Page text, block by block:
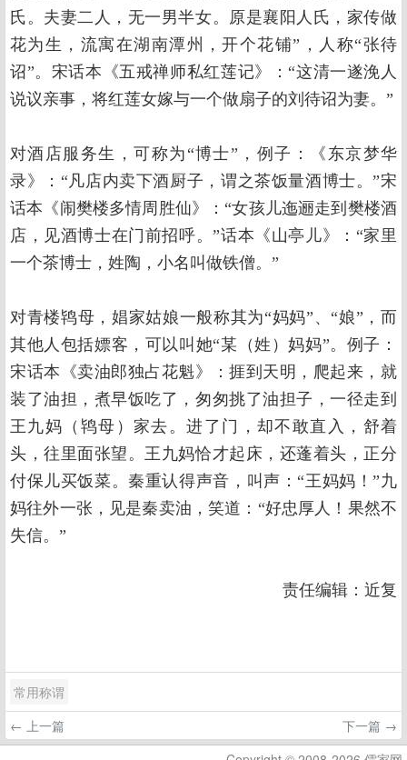
氏。夫妻二人，无一男半女。原是襄阳人氏，家传做
花为生，流寓在湖南潭州，开个花铺”，人称“张待
诏”。宋话本《五戒禅师私红莲记》：“这清一遂浼人
说议亲事，将红莲女嫁与一个做扇子的刘待诏为妻。”
对酒店服务生，可称为“博士”，例子：《东京梦华
录》：“凡店内卖下酒厨子，谓之茶饭量酒博士。”宋
话本《闹樊楼多情周胜仙》：“女孩儿迤逦走到樊楼酒
店，见酒博士在门前招呼。”话本《山亭儿》：“家里
一个茶博士，姓陶，小名叫做铁僧。”
对青楼鸨母，娼家姑娘一般称其为“妈妈”、“娘”，而
其他人包括嫖客，可以叫她“某（姓）妈妈”。例子：
宋话本《卖油郎独占花魁》：捱到天明，爬起来，就
装了油担，煮早饭吃了，匆匆挑了油担子，一径走到
王九妈（鸨母）家去。进了门，却不敢直入，舒着
头，往里面张望。王九妈恰才起床，还蓬着头，正分
付保儿买饭菜。秦重认得声音，叫声：“王妈妈！”九
妈往外一张，见是秦卖油，笑道：“好忠厚人！果然不
失信。”
责任编辑：近复
常用称谓
← 上一篇
下一篇 →